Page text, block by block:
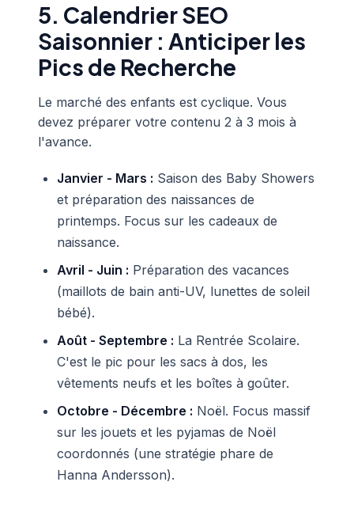
5. Calendrier SEO
Saisonnier : Anticiper les
Pics de Recherche
Le marché des enfants est cyclique. Vous
devez préparer votre contenu 2 à 3 mois à
l'avance.
Janvier - Mars : Saison des Baby Showers
et préparation des naissances de
printemps. Focus sur les cadeaux de
naissance.
Avril - Juin : Préparation des vacances
(maillots de bain anti-UV, lunettes de soleil
bébé).
Août - Septembre : La Rentrée Scolaire.
C'est le pic pour les sacs à dos, les
vêtements neufs et les boîtes à goûter.
Octobre - Décembre : Noël. Focus massif
sur les jouets et les pyjamas de Noël
coordonnés (une stratégie phare de
Hanna Andersson).